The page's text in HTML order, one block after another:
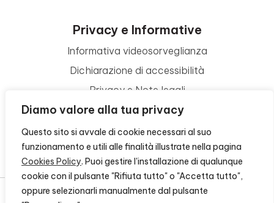
Diamo valore alla tua privacy
Questo sito si avvale di cookie necessari al suo
funzionamento e utili alle finalità illustrate nella pagina
Cookies Policy. Puoi gestire l'installazione di qualunque
cookie con il pulsante "Rifiuta tutto" o "Accetta tutto",
oppure selezionarli manualmente dal pulsante
Privacy e Informative
Informativa videosorveglianza
Dichiarazione di accessibilità
Privacy e Note legali
Termini di utilizzo
Cookie policy
Contattaci